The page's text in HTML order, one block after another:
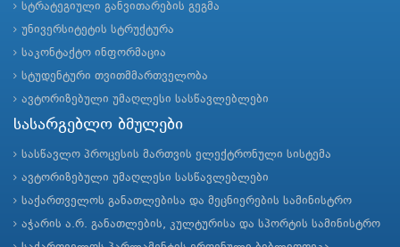
სტრატეგიული განვითარების გეგმა
უნივერსიტეტის სტრუქტურა
საკონტაქტო ინფორმაცია
სტუდენტური თვითმმართველობა
ავტორიზებული უმაღლესი სასწავლებლები
სასარგებლო ბმულები
სასწავლო პროცესის მართვის ელექტრონული სისტემა
ავტორიზებული უმაღლესი სასწავლებლები
საქართველოს განათლებისა და მეცნიერების სამინისტრო
აჭარის ა.რ. განათლების, კულტურისა და სპორტის სამინისტრო